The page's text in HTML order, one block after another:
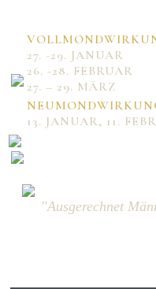
Ende des
wieder auf
einmal heftige
27. -29. JANUAR
26. -28. FEBRUAR
27. – 29. MÄRZ
13. JANUAR, 11.
"Ausgerechnet